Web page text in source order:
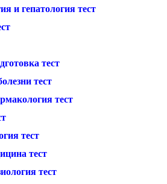
и гепатология тест
тест
тест
тест
тест
тест
тест